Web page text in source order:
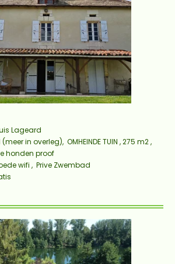
Lageard
(meer in overleg), OMHEINDE TUIN , 275 m2 ,
honden proof
wifi , Prive Zwembad